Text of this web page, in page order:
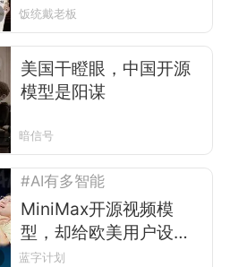
饭统戴老板
美国干瞪眼，中国开源
模型是阳谋
暗信号
#AI有多智能
MiniMax开源视频模
型，却给欧美用户设了
道门槛
蓝字计划